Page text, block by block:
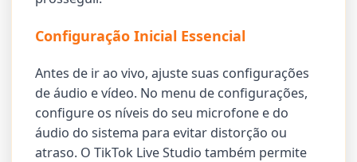
Configuração Inicial Essencial
Antes de ir ao vivo, ajuste suas configurações
de áudio e vídeo. No menu de configurações,
configure os níveis do seu microfone e do
áudio do sistema para evitar distorção ou
atraso. O TikTok Live Studio também permite